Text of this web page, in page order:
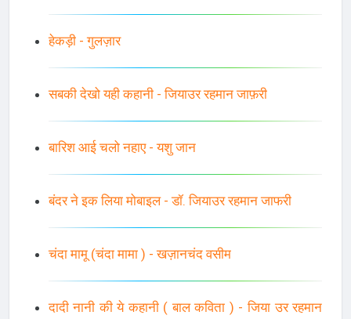
हेकड़ी - गुलज़ार
सबकी देखो यही कहानी - जियाउर रहमान जाफ़री
बारिश आई चलो नहाए - यशु जान
बंदर ने इक लिया मोबाइल - डॉ. जियाउर रहमान जाफरी
चंदा मामू (चंदा मामा ) - खज़ानचंद वसीम
दादी नानी की ये कहानी ( बाल कविता ) - जिया उर रहमान